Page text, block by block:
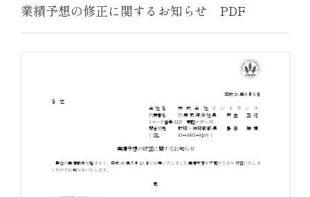
運営ホテル
お役立ちコラム
業績予想の修正に関するお知らせ PDF